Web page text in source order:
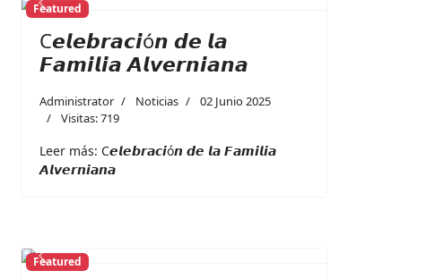
Previous
Featured
C𝙚𝙡𝙚𝙗𝙧𝙖𝙘𝙞ó𝙣 𝙙𝙚 𝙡𝙖
𝙁𝙖𝙢𝙞𝙡𝙞𝙖 𝘼𝙡𝙫𝙚𝙧𝙣𝙞𝙖𝙣𝙖
Administrator Noticias
02 Junio 2025
Visitas: 719
Leer más: C𝙚𝙡𝙚𝙗𝙧𝙖𝙘𝙞ó𝙣 𝙙𝙚 𝙡𝙖 𝙁𝙖𝙢𝙞𝙡𝙞𝙖
𝘼𝙡𝙫𝙚𝙧𝙣𝙞𝙖𝙣𝙖
Previous
Featured